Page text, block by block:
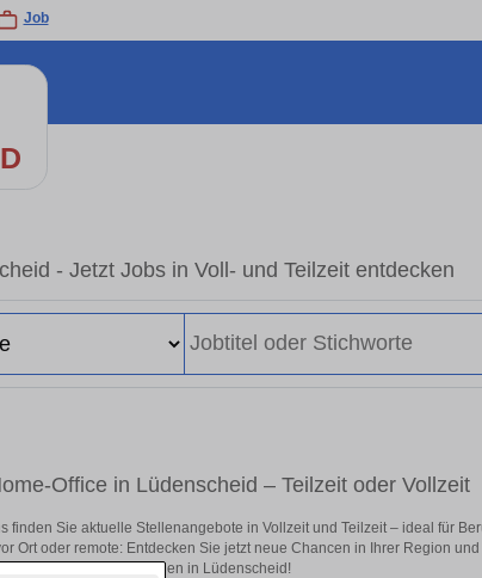
Job
- Jetzt Jobs in Voll- und Teilzeit entdecken
Office in Lüdenscheid – Teilzeit oder Vollzeit
Sie aktuelle Stellenangebote in Vollzeit und Teilzeit – ideal für
Ort oder remote: Entdecken Sie jetzt neue Chancen in Ihrer Region
Home-Office-Stellen in Lüdenscheid!